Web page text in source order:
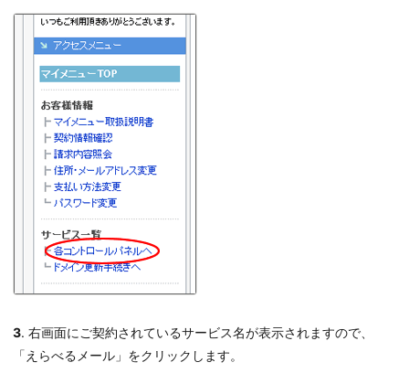
3. 右画面にご契約されているサービス名が表示されますので、
「えらべるメール」をクリックします。